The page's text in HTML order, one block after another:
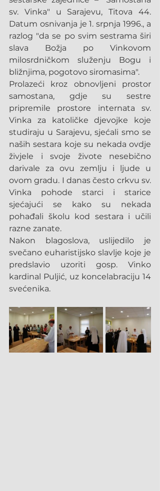
sv. Vinka" u Sarajevu, Titova 44.
Datum osnivanja je 1. srpnja 1996., a
razlog "da se po svim sestrama širi
slava Božja po Vinkovom
milosrdničkom služenju Bogu i
bližnjima, pogotovo siromasima".
Prolazeći kroz obnovljeni prostor
samostana, gdje su sestre
pripremile prostore internata sv.
Vinka za katoličke djevojke koje
studiraju u Sarajevu, sjećali smo se
naših sestara koje su nekada ovdje
živjele i svoje živote nesebično
darivale za ovu zemlju i ljude u
ovom gradu. I danas često crkvu sv.
Vinka pohode starci i starice
sjećajući se kako su nekada
pohađali školu kod sestara i učili
razne zanate.
Nakon blagoslova, uslijedilo je
svečano euharistijsko slavlje koje je
predslavio uzoriti gosp. Vinko
kardinal Puljić, uz koncelabraciju 14
svećenika.